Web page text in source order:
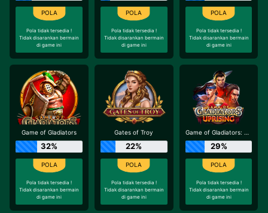
Pola tidak tersedia !
Tidak disarankan bermain
di game ini
Pola tidak tersedia !
Tidak disarankan bermain
di game ini
Pola tidak tersedia !
Tidak disarankan bermain
di game ini
Game of Gladiators
32%
Pola tidak tersedia !
Tidak disarankan bermain
di game ini
Gates of Troy
22%
Pola tidak tersedia !
Tidak disarankan bermain
di game ini
Game of Gladiators: Uprising
29%
Pola tidak tersedia !
Tidak disarankan bermain
di game ini